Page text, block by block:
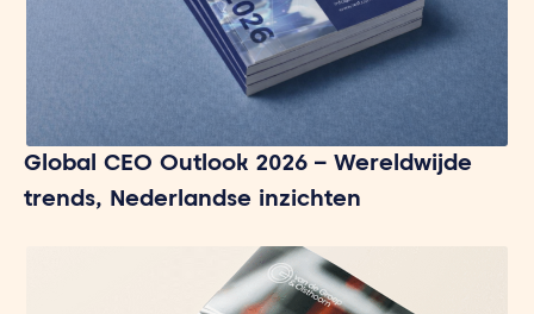
Global CEO Outlook 2026 – Wereldwijde
trends, Nederlandse inzichten